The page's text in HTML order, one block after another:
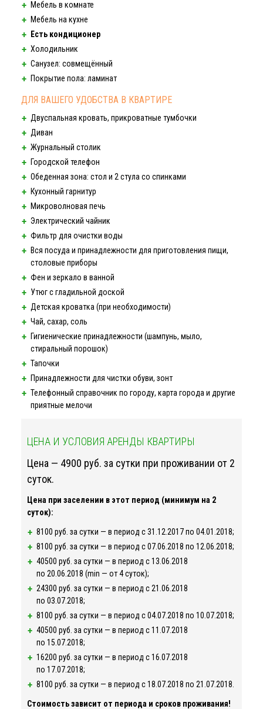
Мебель в комнате
Мебель на кухне
Есть кондиционер
Холодильник
Санузел: совмещённый
Покрытие пола: ламинат
ДЛЯ ВАШЕГО УДОБСТВА В КВАРТИРЕ
Двуспальная кровать, прикроватные тумбочки
Диван
Журнальный столик
Городской телефон
Обеденная зона: стол и 2 стула со спинками
Кухонный гарнитур
Микроволновая печь
Электрический чайник
Фильтр для очистки воды
Вся посуда и принадлежности для приготовления пищи,
столовые приборы
Фен и зеркало в ванной
Утюг с гладильной доской
Детская кроватка (при необходимости)
Чай, сахар, соль
Гигиенические принадлежности (шампунь, мыло,
стиральный порошок)
Тапочки
Принадлежности для чистки обуви, зонт
Телефонный справочник по городу, карта города и другие
приятные мелочи
ЦЕНА И УСЛОВИЯ АРЕНДЫ КВАРТИРЫ
Цена — 4900 руб. за сутки при проживании от 2
суток.
Цена при заселении в этот период (минимум на 2
суток):
8100 руб. за сутки — в период c31.12.2017по 04.01.2018;
8100 руб. за сутки — в период c07.06.2018 по 12.06.2018;
40500 руб. за сутки — в период c13.06.2018
по 20.06.2018 (min — от 4 суток);
24300 руб. за сутки — в период c21.06.2018
по 03.07.2018;
8100 руб. за сутки — в период c04.07.2018 по 10.07.2018;
40500 руб. за сутки — в период c11.07.2018
по 15.07.2018;
16200 руб. за сутки — в период c16.07.2018
по 17.07.2018;
8100 руб. за сутки — в период c18.07.2018 по 21.07.2018
Стоимость зависит от периода и сроков проживания!